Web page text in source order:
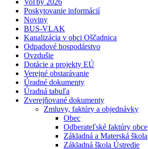
Poskytovanie informácií
Noviny
BUS-VLAK
Kanalizácia v obci Oščadnica
Odpadové hospodárstvo
Ovzdušie
Dotácie a projekty EÚ
Verejné obstarávanie
Úradné dokumenty
Úradná tabuľa
Zverejňované dokumenty
Zmluvy, faktúry a objednávky
Obec
Odberateľské faktúry obce
Základná a Materská škola
Základná škola Ústredie